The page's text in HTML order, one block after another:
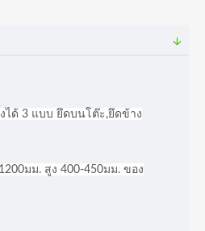
ได้ 3 แบบ ยึดบนโต๊ะ,ยึดข้าง
มม. สูง 400-450มม. ของ